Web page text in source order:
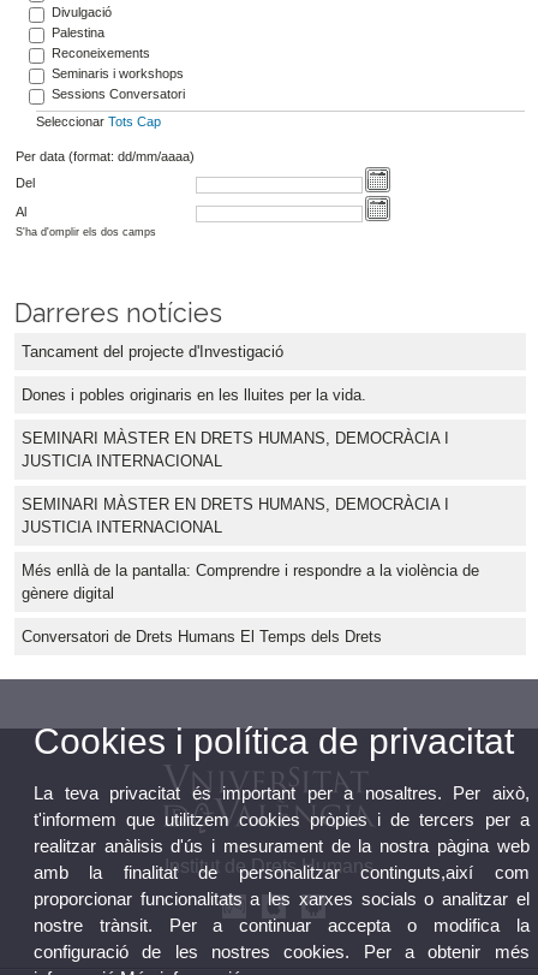
Divulgació
Palestina
Reconeixements
Seminaris i workshops
Sessions Conversatori
Seleccionar Tots Cap
Per data (format: dd/mm/aaaa)
Del
Al
S'ha d'omplir els dos camps
Darreres notícies
Tancament del projecte d'Investigació
Dones i pobles originaris en les lluites per la vida.
SEMINARI MÀSTER EN DRETS HUMANS, DEMOCRÀCIA I
JUSTICIA INTERNACIONAL
SEMINARI MÀSTER EN DRETS HUMANS, DEMOCRÀCIA I
JUSTICIA INTERNACIONAL
Més enllà de la pantalla: Comprendre i respondre a la violència de
gènere digital
Conversatori de Drets Humans El Temps dels Drets
Institut de Drets Humans
Cookies i política de privacitat
La teva privacitat és important per a nosaltres. Per això,
t'informem que utilitzem cookies pròpies i de tercers per a
realitzar anàlisis d'ús i mesurament de la nostra pàgina web
amb la finalitat de personalitzar continguts,així com
proporcionar funcionalitats a les xarxes socials o analitzar el
nostre trànsit. Per a continuar accepta o modifica la
configuració de les nostres cookies. Per a obtenir més